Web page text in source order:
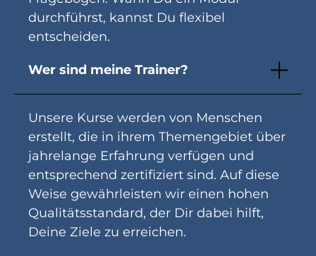
durchführst, kannst Du flexibel
entscheiden.
Wer sind meine Trainer?
Unsere Kurse werden von Menschen
erstellt, die in ihrem Themengebiet über
jahrelange Erfahrung verfügen und
entsprechend zertifiziert sind. Auf diese
Weise gewährleisten wir einen hohen
Qualitätsstandard, der Dir dabei hilft,
Deine Ziele zu erreichen.